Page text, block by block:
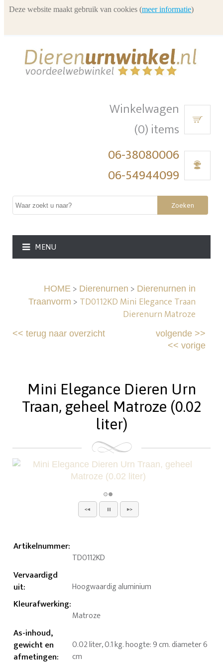
Winkelwagen
(0) items
06-38080006
06-54944099
Zoeken
MENU
HOME> Dierenurnen > Dierenurnen in
Traanvorm > TD0112KD Mini Elegance Traan
Dierenurn Matroze
<<terug naar overzicht volgende>>
<< vorige
Mini Elegance Dieren Urn
Traan, geheel Matroze (0.02
liter)
Artikelnummer:
TD0112KD
Vervaardigd
uit: Hoogwaardig aluminium
Kleurafwerking:
Matroze
As-inhoud,
gewicht en
afmetingen:
0.02 liter, 0.1 kg. hoogte: 9 cm. diameter 6
cm
Deze website maakt gebruik van cookies (meer informatie)